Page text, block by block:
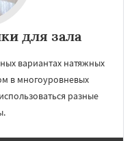
для зала
вариантах натяжных
в многоуровневых
разные